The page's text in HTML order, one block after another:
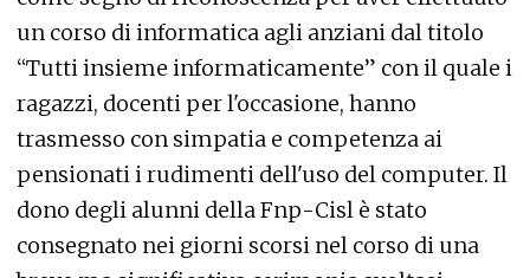
un corso di informatica agli anziani dal titolo
“Tutti insieme informaticamente” con il quale i
ragazzi, docenti per l'occasione, hanno
trasmesso con simpatia e competenza ai
pensionati i rudimenti dell'uso del computer. Il
dono degli alunni della Fnp-Cisl è stato
consegnato nei giorni scorsi nel corso di una